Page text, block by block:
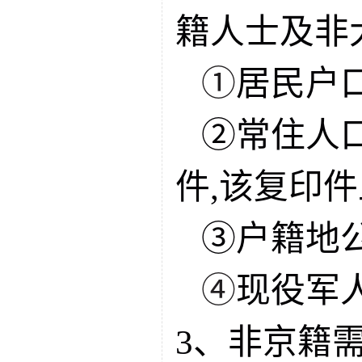
籍人士及非
①居民户
②常住人
件,该复印
③户籍地
④现役军
3、非京籍